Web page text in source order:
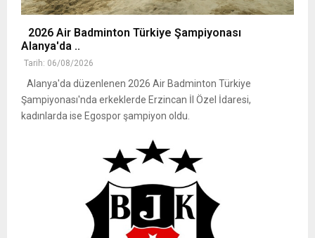
2026 Air Badminton Türkiye Şampiyonası
Alanya'da ..
Tarih: 06/08/2026
Alanya'da düzenlenen 2026 Air Badminton Türkiye
Şampiyonası'nda erkeklerde Erzincan İl Özel İdaresi,
kadınlarda ise Egospor şampiyon oldu.